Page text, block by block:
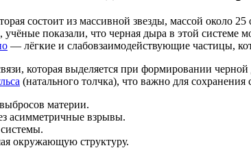
состоит из массивной звезды, массой около
показали, что черная дыра в этой системе
— лёгкие и слабовзаимодействующие частицы,
которая выделяется при формировании
(натального толчка), что важно для
материи.
асимметричные взрывы.
окружающую структуру.